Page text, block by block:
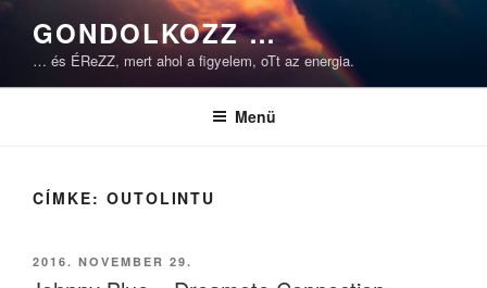
Tartalomhoz
GONDOLKOZZ …
… és ÉReZZ, mert ahol a figyelem, oTt az energia.
Menü
CÍMKE: OUTOLINTU
BEKÜLDVE:
2016. NOVEMBER 29.